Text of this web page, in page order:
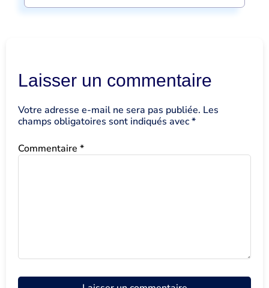
Laisser un commentaire
Votre adresse e-mail ne sera pas publiée. Les
champs obligatoires sont indiqués avec*
Commentaire *